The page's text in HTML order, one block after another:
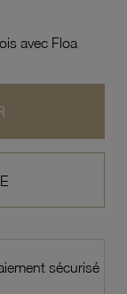
avec Floa
sécurisé